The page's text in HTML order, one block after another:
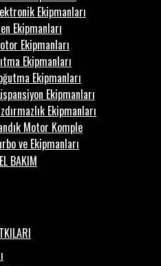
Ekipmanları
Ekipmanları
Ekipmanları
Ekipmanları
Ekipmanları
Ekipmanları
Ekipmanları
Motor Komple
ve Ekipmanları
BAKIM